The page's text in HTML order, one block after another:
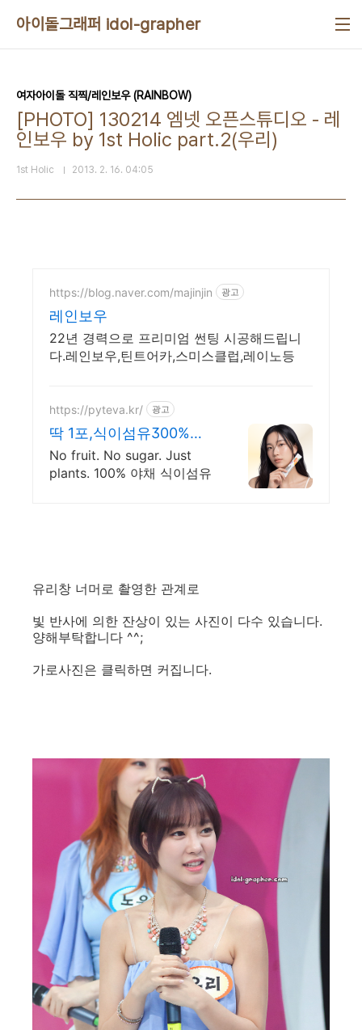
아이돌그래퍼 idol-grapher
여자아이돌 직찍/레인보우 (RAINBOW)
[PHOTO] 130214 엠넷 오픈스튜디오 - 레
인보우 by 1st Holic part.2(우리)
1st Holic 2013. 2. 16. 04:05
https://blog.naver.com/majinjin 광고
레인보우
22년 경력으로 프리미엄 썬팅 시공해드립니
다.레인보우,틴트어카,스미스클럽,레이노등
https://pyteva.kr/ 광고
딱 1포,식이섬유300%충
전
No fruit. No sugar. Just
plants. 100% 야채 식이섬유
유리창 너머로 촬영한 관계로
빛 반사에 의한 잔상이 있는 사진이 다수 있습니다.
양해부탁합니다 ^^;
가로사진은 클릭하면 커집니다.